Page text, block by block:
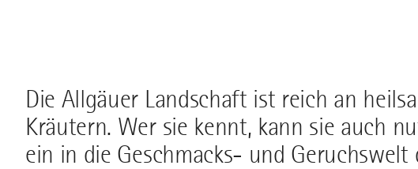
Die Allgäuer Landschaft ist reich an
Kräutern. Wer sie kennt, kann sie auch
ein in die Geschmacks- und